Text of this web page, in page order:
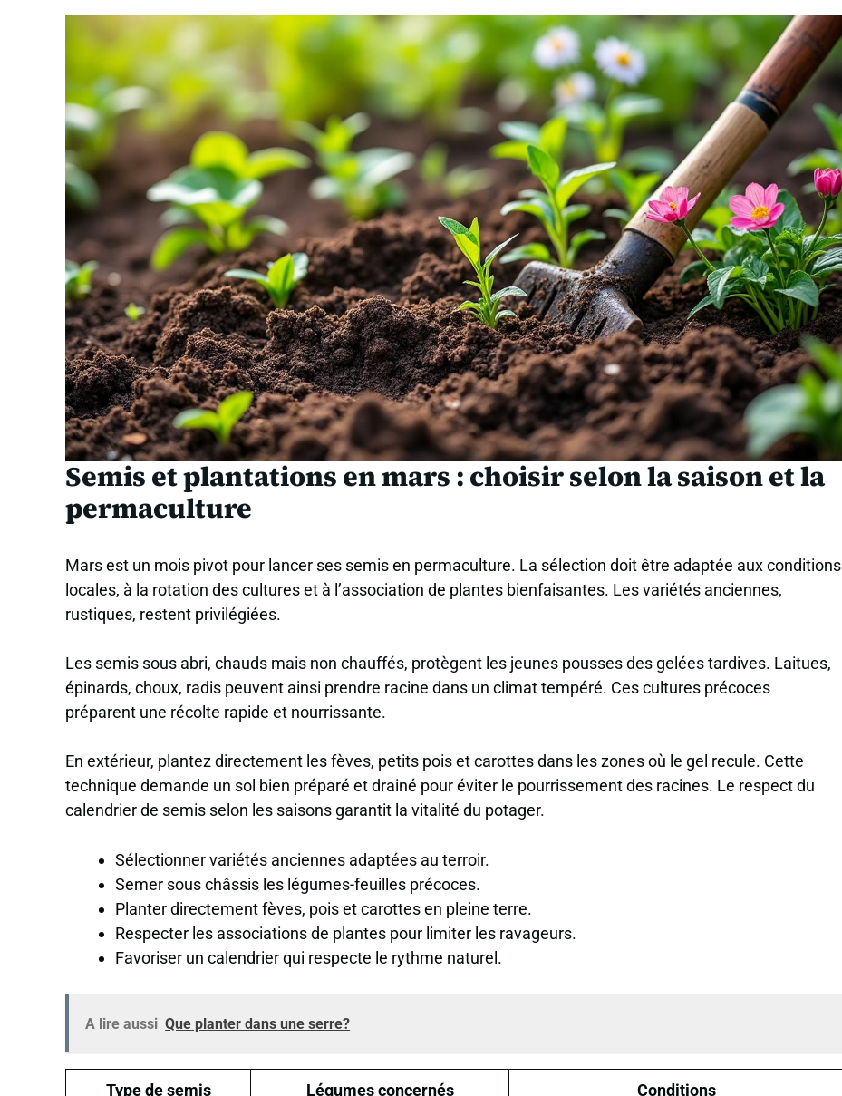
Semis et plantations en mars : choisir selon la saison et la
permaculture
Mars est un mois pivot pour lancer ses semis en permaculture. La sélection doit être adaptée aux conditions
locales, à la rotation des cultures et à l’association de plantes bienfaisantes. Les variétés anciennes,
rustiques, restent privilégiées.
Les semis sous abri, chauds mais non chauffés, protègent les jeunes pousses des gelées tardives. Laitues,
épinards, choux, radis peuvent ainsi prendre racine dans un climat tempéré. Ces cultures précoces
préparent une récolte rapide et nourrissante.
En extérieur, plantez directement les fèves, petits pois et carottes dans les zones où le gel recule. Cette
technique demande un sol bien préparé et drainé pour éviter le pourrissement des racines. Le respect du
calendrier de semis selon les saisons garantit la vitalité du potager.
Sélectionner variétés anciennes adaptées au terroir.
Semer sous châssis les légumes-feuilles précoces.
Planter directement fèves, pois et carottes en pleine terre.
Respecter les associations de plantes pour limiter les ravageurs.
Favoriser un calendrier qui respecte le rythme naturel.
A lire aussi Que planter dans une serre?
Type de semis Légumes concernés Conditions